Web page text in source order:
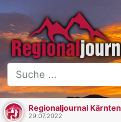
Regionaljournal Kärnten
29.07.2022